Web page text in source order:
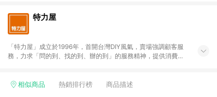
特力屋
「特力屋」成立於1996年，首開台灣DIY風氣，賣場強調顧客服
務，力求「問的到、找的到、辦的到」的服務精神，提供消費者
客找到居家修繕、佈置或裝潢時所需；另外，在各家分店內規劃
相似商品 熱銷排行榜 商品描述